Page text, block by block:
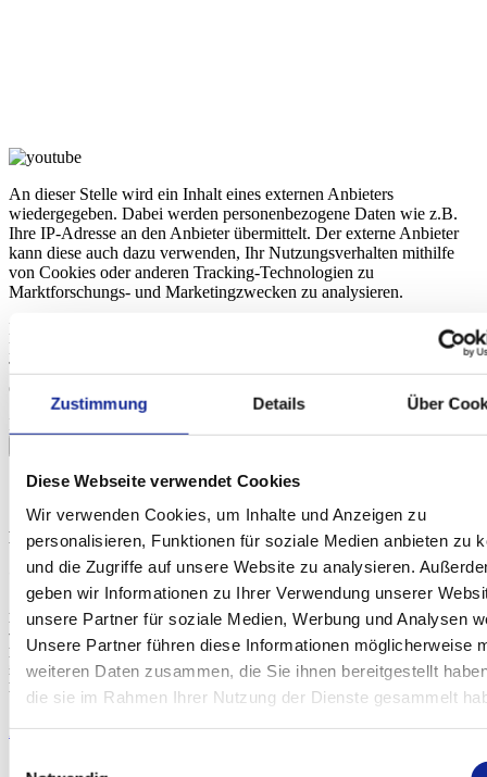
Zustimmung Details Über
Diese Webseite verwendet Cookies
Wir verwenden Cookies, um Inhalte und Anzeigen zu
personalisieren, Funktionen für soziale Medien anbieten zu
und die Zugriffe auf unsere Website zu analysieren.
geben wir Informationen zu Ihrer Verwendung unserer
unsere Partner für soziale Medien, Werbung und Analysen
Unsere Partner führen diese Informationen möglicherweise
weiteren Daten zusammen, die Sie ihnen bereitgestellt
die sie im Rahmen Ihrer Nutzung der Dienste gesammelt
An dieser Stelle wird ein Inhalt eines externen Anbieters
wiedergegeben. Dabei werden personenbezogene Daten wie z.B.
Ihre IP-Adresse an den Anbieter übermittelt. Der externe Anbieter
kann diese auch dazu verwenden, Ihr Nutzungsverhalten mithilfe
von Cookies oder anderen Tracking-Technologien zu
Marktforschungs- und Marketingzwecken zu analysieren.
Die Übermittlung Ihrer Daten an den externen Anbieter wird so
lange verhindert, bis Sie aktiv auf diesen Hinweis klicken.
Technisch gesehen wird der Inhalt erst nach dem Klick
eingebunden.
Inhalt von YouTube erlauben
ARTE Dokumentation: Mit dem Cello ans Ende der
Welt – Sol Gabetta auf den Spuren von Lise
Cristiani
Eine das Violoncello spielende Frau! Beim Gedanken an eine Frau, die ein
vor allem männlich konnotiertes, tiefes Instrument spielt, fielen einige
Menschen im Publikum fast in Ohnmacht. In dieser Doku taucht Sol Gabetta
in das Leben von Lise Cristiani (1827 - 1853) ein, einer der aufregendsten
Künstlerinnen des 19. Jahrhunderts.
Zur Doku